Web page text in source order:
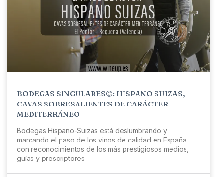
BODEGAS SINGULARES©: HISPANO SUIZAS,
CAVAS SOBRESALIENTES DE CARÁCTER
MEDITERRÁNEO
Bodegas Hispano-Suizas está deslumbrando y
marcando el paso de los vinos de calidad en España
con reconocimientos de los más prestigiosos medios,
guías y prescriptores